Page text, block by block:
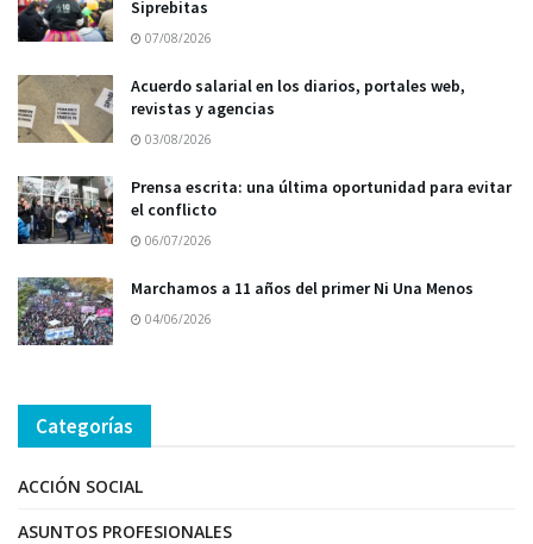
Siprebitas
07/08/2026
Acuerdo salarial en los diarios, portales web,
revistas y agencias
03/08/2026
Prensa escrita: una última oportunidad para evitar
el conflicto
06/07/2026
Marchamos a 11 años del primer Ni Una Menos
04/06/2026
Categorías
ACCIÓN SOCIAL
ASUNTOS PROFESIONALES